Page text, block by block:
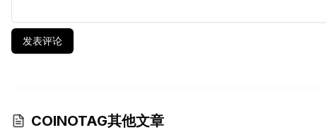
发表评论
COINOTAG其他文章